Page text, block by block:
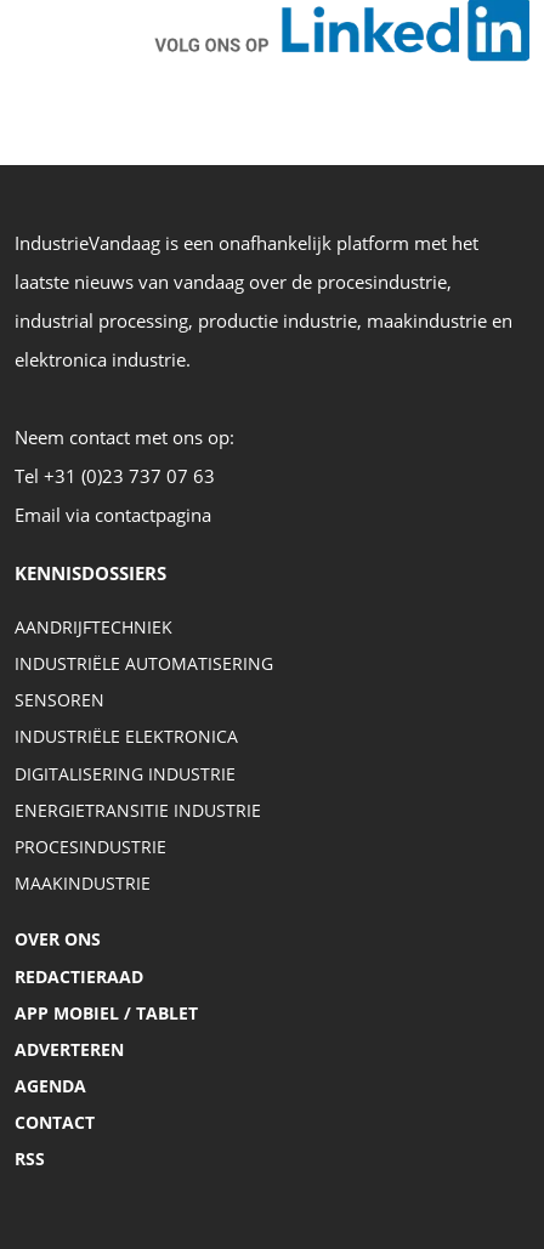
IndustrieVandaag is een onafhankelijk platform met het
laatste nieuws van vandaag over de procesindustrie,
industrial processing, productie industrie, maakindustrie en
elektronica industrie.
Neem contact met ons op:
Tel +31 (0)23 737 07 63
Email via contactpagina
KENNISDOSSIERS
AANDRIJFTECHNIEK
INDUSTRIËLE AUTOMATISERING
SENSOREN
INDUSTRIËLE ELEKTRONICA
DIGITALISERING INDUSTRIE
ENERGIETRANSITIE INDUSTRIE
PROCESINDUSTRIE
MAAKINDUSTRIE
OVER ONS
REDACTIERAAD
APP MOBIEL / TABLET
ADVERTEREN
AGENDA
CONTACT
RSS